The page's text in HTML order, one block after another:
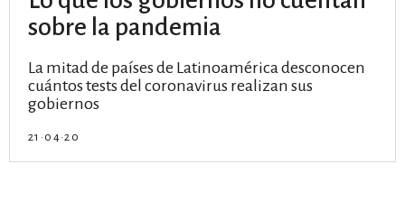
sobre la pandemia
La mitad de países de Latinoamérica desconocen
cuántos tests del coronavirus realizan sus
gobiernos
21·04·20